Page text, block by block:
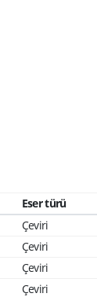
Eser türü
Çeviri
Çeviri
Çeviri
Çeviri